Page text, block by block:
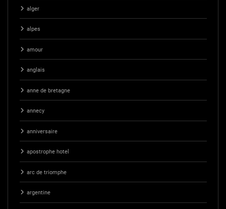
alger
alpes
amour
anglais
anne de bretagne
annecy
anniversaire
apostrophe hotel
arc de triomphe
argentine